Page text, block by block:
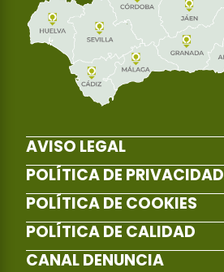
AVISO LEGAL
POLÍTICA DE PRIVACIDAD
POLÍTICA DE COOKIES
POLÍTICA DE CALIDAD
CANAL DENUNCIA